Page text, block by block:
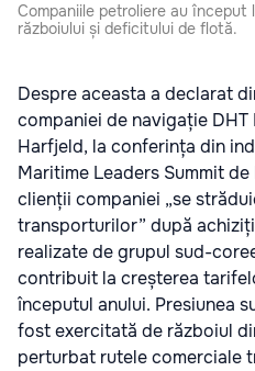
Companiile petroliere au
războiului și deficitului de flotă.
Despre aceasta a declarat
companiei de navigație
Harfjeld, la conferința din
Maritime Leaders Summit
clienții companiei „se
transporturilor” după
realizate de grupul sud-
contribuit la creșterea
începutul anului. Presiunea
fost exercitată de războiul
perturbat rutele comerciale